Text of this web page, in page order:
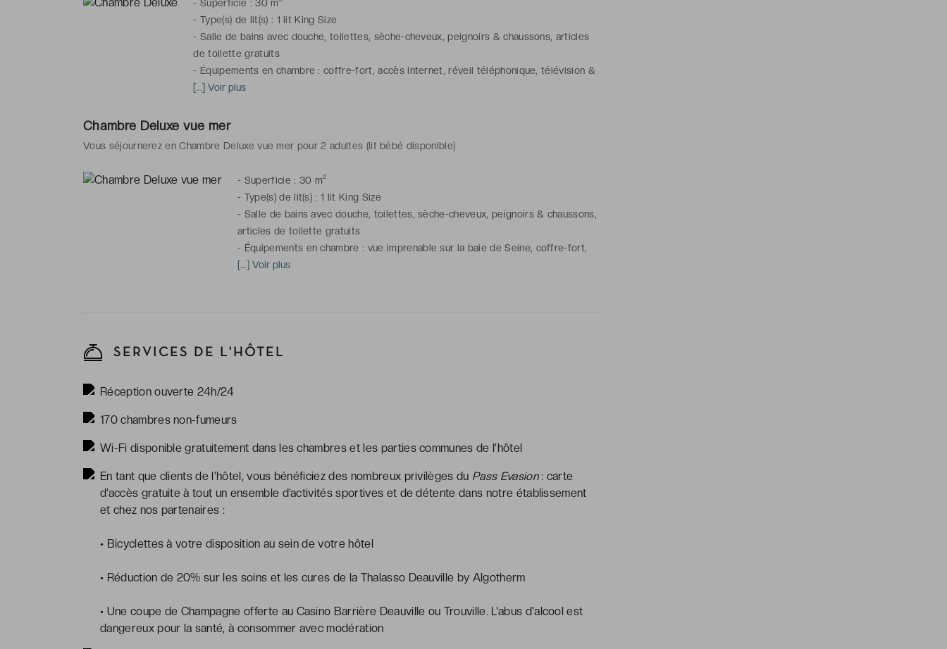
-Superficie : 30 m²
-Type(s) de lit(s) : 1 lit King Size
-Salle de bains avec douche, toilettes, sèche-cheveux, peignoirs & chaussons, articles
de toilette gratuits
- Équipements en chambre : coffre-fort, accès Internet, réveil téléphonique, télévision &
Hi-Fi, bureau, table et fer à repasser, téléphone
*Chambre(s) communicante(s) disponible(s) sur demande et confirmation de l'hôtel
[...] Voir plus
Chambre Deluxe vue mer
Vous séjournerez en Chambre Deluxe vue mer pour 2 adultes (lit bébé disponible)
- Superficie : 30 m²
- Type(s) de lit(s) : 1 lit King Size
- Salle de bains avec douche, toilettes, sèche-cheveux, peignoirs & chaussons,
articles de toilette gratuits
- Équipements en chambre : vue imprenable sur la baie de Seine, coffre-fort,
accès Internet, réveil téléphonique, télévision & Hi-Fi, bureau, table et fer à
[...] Voir plus
SERVICES DE L'HÔTEL
Réception ouverte 24h/24
170 chambres non-fumeurs
Wi-Fi disponible gratuitement dans les chambres et les parties communes de l'hôtel
En tant que clients de l’hôtel, vous bénéficiez des nombreux privilèges du Pass Evasion: carte
d’accès gratuite à tout un ensemble d’activités sportives et de détente dans notre établissement
et chez nos partenaires :
• Bicyclettes à votre disposition au sein de votre hôtel
• Réduction de 20% sur les soins et les cures de la Thalasso Deauville by Algotherm
• Une coupe de Champagne offerte au Casino Barrière Deauville ou Trouville. L'abus d'alcool est
dangereux pour la santé, à consommer avec modération